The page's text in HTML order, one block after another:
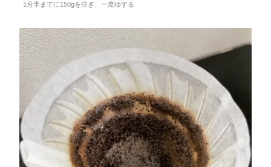
1分半までに150gを注ぎ、一度ゆする